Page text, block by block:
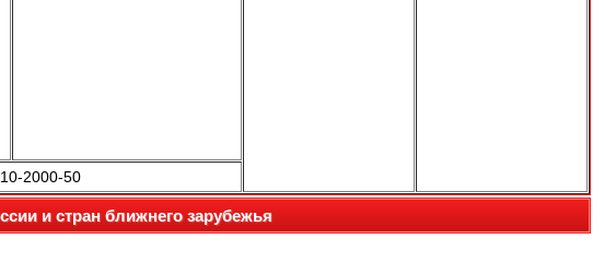
2000-50
и стран ближнего зарубежья